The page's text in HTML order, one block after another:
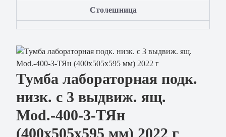
Тумба лабораторная подк.
низк. с 3 выдвиж. ящ.
Mod.-400-3-ТЯн
(400х505х595 мм) 2022 г
Столешница